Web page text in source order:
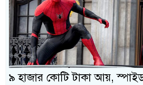
৯ হাজার কোটি টাকা আয়,